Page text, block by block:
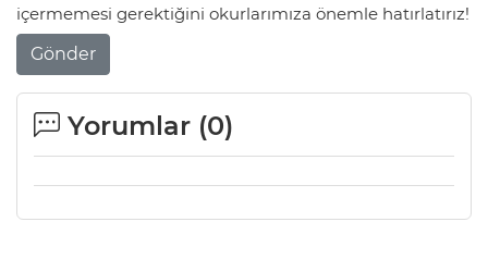
içermemesi gerektiğini okurlarımıza önemle hatırlatırız!
Gönder
Yorumlar (0)